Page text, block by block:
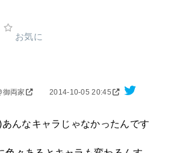
お気に
御両家 2014-10-05 20:45
んなキャラじゃなかったんです